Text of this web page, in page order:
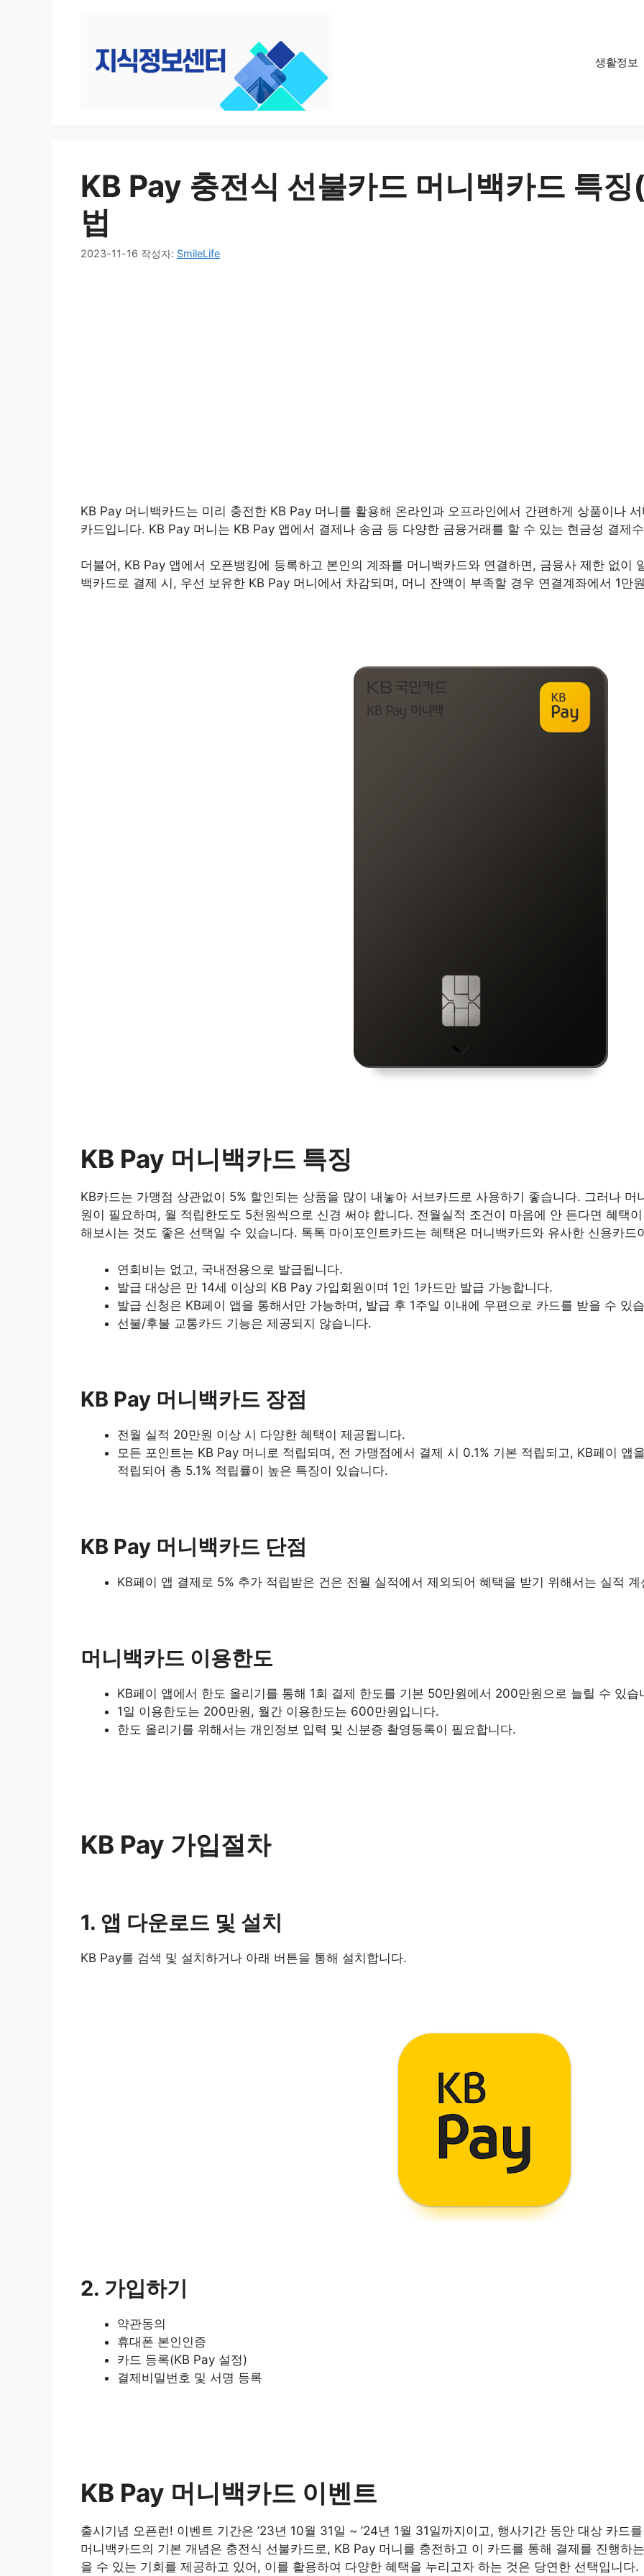
생활정보
KB Pay 충전식 선불카드 머니백카드 특
법
2023-11-16 작성자: SmileLife
KB Pay 머니백카드는 미리 충전한 KB Pay 머니를 활용해 온라인과 오프라인에서 간편하게 상품이나
카드입니다. KB Pay 머니는 KB Pay 앱에서 결제나 송금 등 다양한 금융거래를 할 수 있는 현금성 결제
더불어, KB Pay 앱에서 오픈뱅킹에 등록하고 본인의 계좌를 머니백카드와 연결하면, 금융사 제한 없이
백카드로 결제 시, 우선 보유한 KB Pay 머니에서 차감되며, 머니 잔액이 부족할 경우 연결계좌에서 1만
KB Pay 머니백카드 특징
KB카드는 가맹점 상관없이 5% 할인되는 상품을 많이 내놓아 서브카드로 사용하기 좋습니다. 그러나
원이 필요하며, 월 적립한도도 5천원씩으로 신경 써야 합니다. 전월실적 조건이 마음에 안 든다면 혜택
해보시는 것도 좋은 선택일 수 있습니다. 톡톡 마이포인트카드는 혜택은 머니백카드와 유사한 신용카드
연회비는 없고, 국내전용으로 발급됩니다.
발급 대상은 만 14세 이상의 KB Pay 가입회원이며 1인 1카드만 발급 가능합니다.
발급 신청은 KB페이 앱을 통해서만 가능하며, 발급 후 1주일 이내에 우편으로 카드를 받을 수 있
선불/후불 교통카드 기능은 제공되지 않습니다.
KB Pay 머니백카드 장점
전월 실적 20만원 이상 시 다양한 혜택이 제공됩니다.
모든 포인트는 KB Pay 머니로 적립되며, 전 가맹점에서 결제 시 0.1% 기본 적립되고, KB페이 앱
적립되어 총 5.1% 적립률이 높은 특징이 있습니다.
KB Pay 머니백카드 단점
KB페이 앱 결제로 5% 추가 적립받은 건은 전월 실적에서 제외되어 혜택을 받기 위해서는 실적
머니백카드 이용한도
KB페이 앱에서 한도 올리기를 통해 1회 결제 한도를 기본 50만원에서 200만원으로 늘릴 수 있습
1일 이용한도는 200만원, 월간 이용한도는 600만원입니다.
한도 올리기를 위해서는 개인정보 입력 및 신분증 촬영등록이 필요합니다.
KB Pay 가입절차
1. 앱 다운로드 및 설치
KB Pay를 검색 및 설치하거나 아래 버튼을 통해 설치합니다.
2. 가입하기
약관동의
휴대폰 본인인증
카드 등록(KB Pay 설정)
결제비밀번호 및 서명 등록
KB Pay 머니백카드 이벤트
출시기념 오픈런! 이벤트 기간은 ’23년 10월 31일 ~ ’24년 1월 31일까지이고, 행사기간 동안 대상 카드
머니백카드의 기본 개념은 충전식 선불카드로, KB Pay 머니를 충전하고 이 카드를 통해 결제를 진행하
을 수 있는 기회를 제공하고 있어, 이를 활용하여 다양한 혜택을 누리고자 하는 것은 당연한 선택입니다.